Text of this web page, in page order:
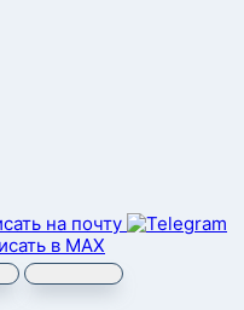
на почту
в MAX